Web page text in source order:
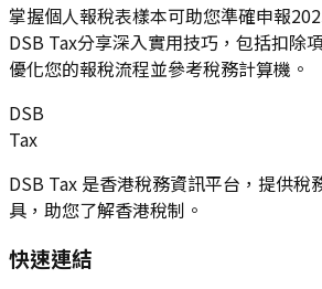
掌握個人報稅表樣本可助您準確申報
DSB Tax分享深入實用技巧，包括扣除
優化您的報稅流程並參考稅務計算機。
DSB
Tax
DSB Tax 是香港稅務資訊平台，提供稅
具，助您了解香港稅制。
快速連結